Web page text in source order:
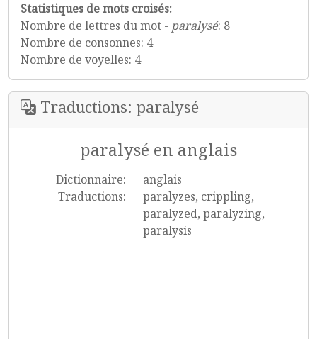
Statistiques de mots croisés:
Nombre de lettres du mot - paralysé: 8
Nombre de consonnes: 4
Nombre de voyelles: 4
Traductions: paralysé
paralysé en anglais
Dictionnaire:
anglais
Traductions:
paralyzes, crippling,
paralyzed, paralyzing,
paralysis